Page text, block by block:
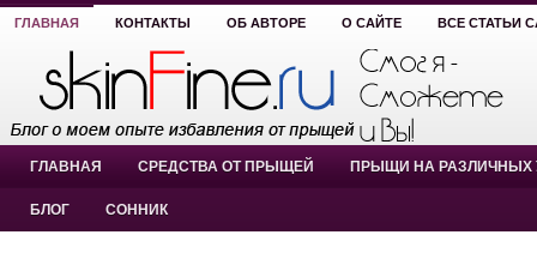
ГЛАВНАЯ КОНТАКТЫ ОБ АВТОРЕ О САЙТЕ ВСЕ СТАТЬИ
ГЛАВНАЯ СРЕДСТВА ОТ ПРЫЩЕЙ ПРЫЩИ НА РАЗЛИЧНЫХ
БЛОГ СОННИК